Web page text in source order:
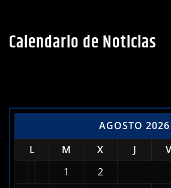
Calendario de Noticias
AGOSTO 2026
L
M X J V
1
2